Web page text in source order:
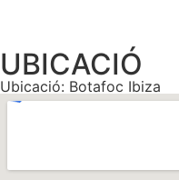
UBICACIÓ
Ubicació: Botafoc Ibiza